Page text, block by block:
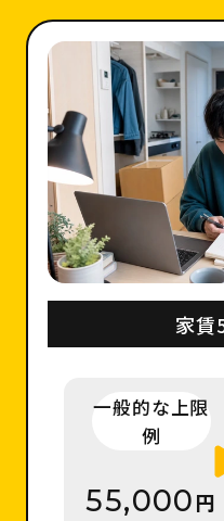
家賃
一般的な上限
例
55,000円